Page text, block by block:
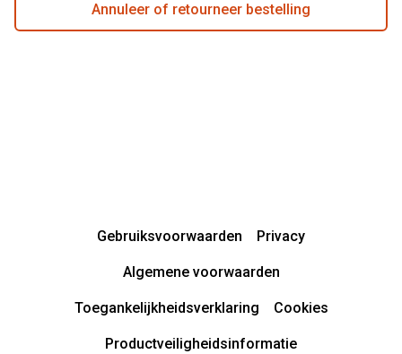
Annuleer of retourneer bestelling
Gebruiksvoorwaarden Privacy
Algemene voorwaarden
Toegankelijkheidsverklaring Cookies
Productveiligheidsinformatie